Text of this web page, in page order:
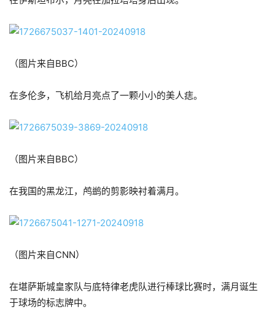
（图片来自BBC）
在多伦多，飞机给月亮点了一颗小小的美人痣。
（图片来自BBC）
在我国的黑龙江，鸬鹚的剪影映衬着满月。
（图片来自CNN）
在堪萨斯城皇家队与底特律老虎队进行棒球比赛时，满月诞生
于球场的标志牌中。